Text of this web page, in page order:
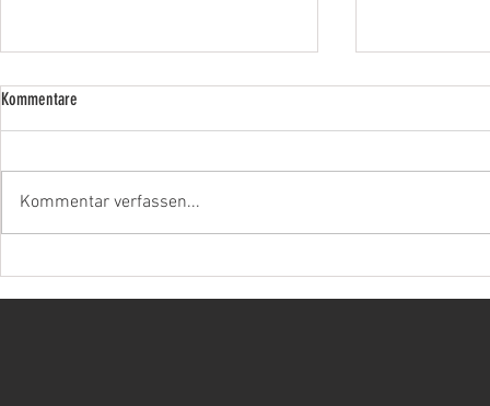
Kommentare
Kommentar verfassen...